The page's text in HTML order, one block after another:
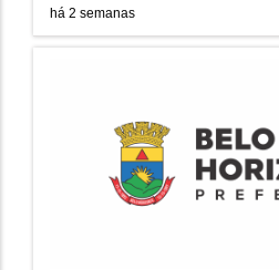
há 2 semanas